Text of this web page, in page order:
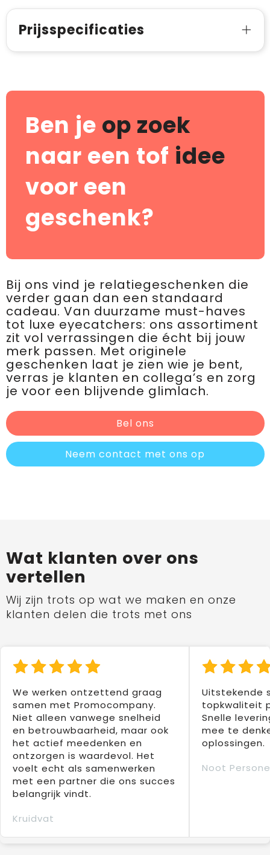
Prijsspecificaties
Ben je op zoek
naar een tof idee
voor een
geschenk?
Bij ons vind je relatiegeschenken die
verder gaan dan een standaard
cadeau. Van duurzame must-haves
tot luxe eyecatchers: ons assortiment
zit vol verrassingen die écht bij jouw
merk passen. Met originele
geschenken laat je zien wie je bent,
verras je klanten en collega’s en zorg
je voor een blijvende glimlach.
Bel ons
Neem contact met ons op
Wat klanten over ons
vertellen
Wij zijn trots op wat we maken en onze
klanten delen die trots met ons
We werken ontzettend graag
samen met Promocompany.
Niet alleen vanwege snelheid
en betrouwbaarheid, maar ook
het actief meedenken en
ontzorgen is waardevol. Het
voelt echt als samenwerken
met een partner die ons succes
belangrijk vindt.
Kruidvat
Uitstekende
topkwaliteit
Snelle
mee te
oplossingen.
Noot